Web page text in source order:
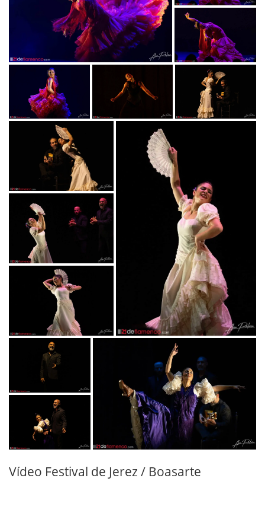
Vídeo Festival de Jerez / Boasarte